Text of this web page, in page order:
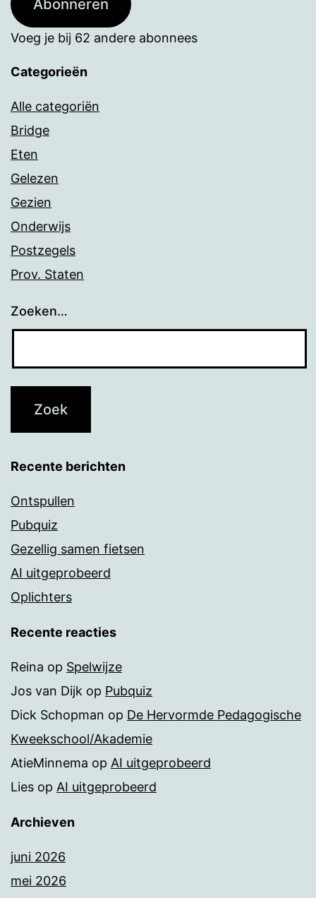
Abonneren
Voeg je bij 62 andere abonnees
Categorieën
Alle categoriën
Bridge
Eten
Gelezen
Gezien
Onderwijs
Postzegels
Prov. Staten
Zoeken…
Recente berichten
Ontspullen
Pubquiz
Gezellig samen fietsen
AI uitgeprobeerd
Oplichters
Recente reacties
Reina op Spelwijze
Jos van Dijk op Pubquiz
Dick Schopman op De Hervormde Pedagogische
Kweekschool/Akademie
AtieMinnema op AI uitgeprobeerd
Lies op AI uitgeprobeerd
Archieven
juni 2026
mei 2026